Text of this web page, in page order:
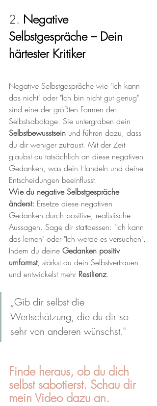
2. Negative
Selbstgespräche – Dein
härtester Kritiker
Negative Selbstgespräche wie "Ich kann
das nicht" oder "Ich bin nicht gut genug"
sind eine der größten Formen der
Selbstsabotage. Sie untergraben dein
Selbstbewusstsein und führen dazu, dass
du dir weniger zutraust. Mit der Zeit
glaubst du tatsächlich an diese negativen
Gedanken, was dein Handeln und deine
Entscheidungen beeinflusst.
Wie du negative Selbstgespräche
änderst: Ersetze diese negativen
Gedanken durch positive, realistische
Aussagen. Sage dir stattdessen: "Ich kann
das lernen" oder "Ich werde es versuchen".
Indem du deine Gedanken positiv
umformst, stärkst du dein Selbstvertrauen
und entwickelst mehr Resilienz.
„Gib dir selbst die
Wertschätzung, die du dir so
sehr von anderen wünschst."
Finde heraus, ob du dich
selbst sabotierst. Schau dir
mein Video dazu an.